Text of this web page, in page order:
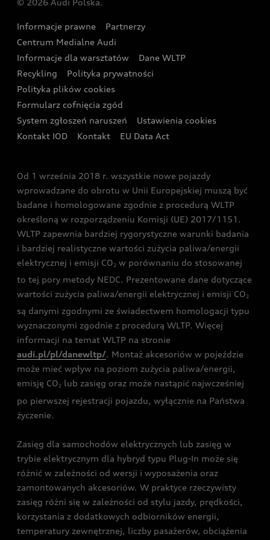
Wyszukaj najbliższego Partnera Audi
Oferta dla przedsiębiorców
Oferta dla klientów prywatnych
Kalkulator rat
Ubezpieczenie
Audi exclusive
Zasięg
Gwarancja
Akcje serwisowe Audi
Katalog online akcesoriów
Audi i Muzeum Sztuki Nowoczesnej w Warszawie
Audi driving experience
Audi quattro Cup
Audi i Puchar Świata w Skokach Narciarskich w
Zakopanem
© 2026 Audi Polska.
Informacje prawne
Partnerzy
Centrum Medialne Audi
Informacje dla warsztatów
Dane WLTP
Recykling
Polityka prywatności
Polityka plików cookies
Formularz cofnięcia zgód
System zgłoszeń naruszeń
Ustawienia cookies
Kontakt IOD
Kontakt EU Data Act
Od 1 września 2018 r. wszystkie nowe pojazdy
wprowadzane do obrotu w Unii Europejskiej muszą być
badane i homologowane zgodnie z procedurą WLTP
określoną w rozporządzeniu Komisji (UE) 2017/1151.
WLTP zapewnia bardziej rygorystyczne warunki badania
i bardziej realistyczne wartości zużycia paliwa/energii
elektrycznej i emisji CO2 w porównaniu do stosowanej
to tej pory metody NEDC. Prezentowane dane dotyczące
wartości zużycia paliwa/energii elektrycznej i emisji CO2
są danymi zgodnymi ze świadectwem homologacji typu
wyznaczonymi zgodnie z procedurą WLTP. Więcej
informacji na temat WLTP na stronie
audi.pl/pl/danewltp/. Montaż akcesoriów w pojeździe
może mieć wpływ na poziom zużycia paliwa/energii,
emisję CO2 lub zasięg oraz może nastąpić najwcześniej
po pierwszej rejestracji pojazdu, wyłącznie na Państwa
życzenie.
Zasięg dla samochodów elektrycznych lub zasięg w
trybie elektrycznym dla hybryd typu Plug-In może się
różnić w zależności od wersji i wyposażenia oraz
zamontowanych akcesoriów. W praktyce rzeczywisty
zasięg różni się w zależności od stylu jazdy, prędkości,
korzystania z dodatkowych odbiorników energii,
temperatury zewnętrznej, liczby pasażerów, obciążenia